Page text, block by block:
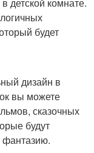
детской комнате.
будет
дизайн в
вы можете
сказочных
будут
фантазию.